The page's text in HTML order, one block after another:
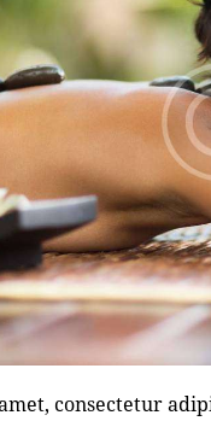
consectetur